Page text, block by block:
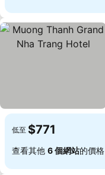
低至 $771
查看其他 6 個網站的價格